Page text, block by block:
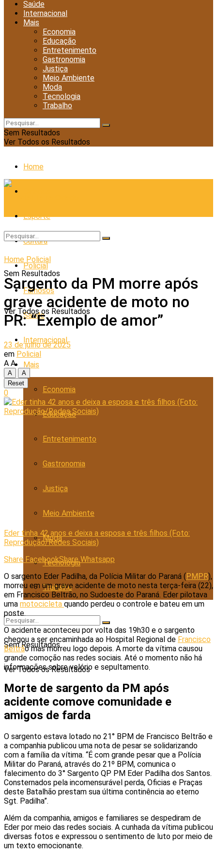
Saúde
Internacional
Mais
Economia
Educação
Entretenimento
Gastronomia
Justiça
Meio Ambiente
Moda
Tecnologia
Trabalho
Sem Resultados
Ver Todos os Resultados
Home
Esporte
Cultura
Policial
Famosos
Saúde
Internacional
Mais
Economia
Educação
Entretenimento
Gastronomia
Justiça
Meio Ambiente
Moda
Tecnologia
Trabalho
Sem Resultados
Ver Todos os Resultados
Sem Resultados
Ver Todos os Resultados
Home Policial
Sargento da PM morre após
grave acidente de moto no
PR: “Exemplo de amor”
23 de julho de 2025
em Policial
A A
A
A
Reset
0
Eder tinha 42 anos e deixa a esposa e três filhos (Foto:
Reprodução/Redes Sociais)
Share FacebookShare Whatsapp
O sargento Eder Padilha, da Polícia Militar do Paraná (PMPR),
morreu em um grave acidente de moto nesta terça-feira (22),
em Francisco Beltrão, no Sudoeste do Paraná. Eder pilotava
uma motocicleta quando perdeu o controle e bateu em um
poste.
O acidente aconteceu por volta das 19h30 e o sargento
chegou a ser encaminhada ao Hospital Regional de Francisco
Beltrão mas morreu logo depois. A morte da vítima causou
grande comoção nas redes sociais. Até o momento não há
informações sobre velório e sepultamento.
Morte de sargento da PM após
acidente comove comunidade e
amigos de farda
O sargento estava lotado no 21° BPM de Francisco Beltrão e
a companhia publicou uma nota de pesar se solidarizando
com a família da vítima. “É com grande pesar que a Polícia
Militar do Paraná, através do 21º BPM, comunica o
falecimento do 3° Sargento QP PM Eder Padilha dos Santos.
Consternados pela incomensurável perda, Oficias e Praças
deste Batalhão prestam sua última continência ao eterno
Sgt. Padilha”.
Além da companhia, amigos e familiares se despediram de
Eder por meio das redes sociais. A cunhada da vítima publicou
diversas fotos e expressou o sentimento de luto por meio de
um texto emocionante.